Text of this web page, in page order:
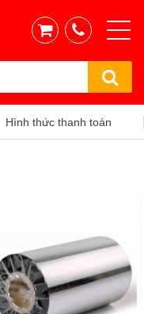
Chính sách vận chuyển